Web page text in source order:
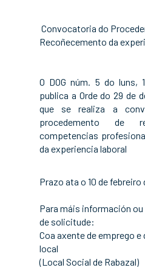
Convocatoria do
Recoñecemento da
O DOG núm. 5 do luns,
publica a Orde do 29 de
que se realiza a
procedemento de
competencias
da experiencia laboral
Prazo ata o 10 de febreiro
Para máis información
de solicitude:
Coa axente de emprego
local
(Local Social de Rabazal)